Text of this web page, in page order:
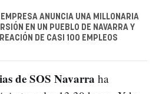
ANUNCIA UNA MILLONARIA
EN UN PUEBLO DE NAVARRA Y
DE CASI 100 EMPLEOS
de SOS Navarra ha